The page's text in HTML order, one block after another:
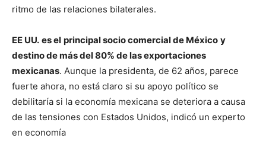
ritmo de las relaciones bilaterales.
EE UU. es el principal socio comercial de México y
destino de más del 80% de las exportaciones
mexicanas. Aunque la presidenta, de 62 años, parece
fuerte ahora, no está claro si su apoyo político se
debilitaría si la economía mexicana se deteriora a causa
de las tensiones con Estados Unidos, indicó un experto
en economía